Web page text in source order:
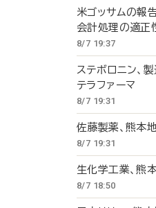
米ゴッサムの報
会計処理の適正
8/7 19:37
ステボロニン、
テラファーマ
8/7 19:31
佐藤製薬、熊
8/7 19:31
生化学工業、
8/7 18:50